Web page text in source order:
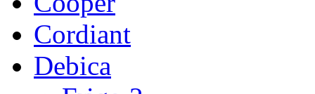
Cordiant
Debica